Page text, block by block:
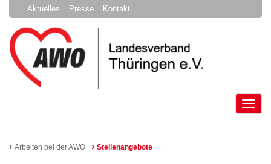
Aktuelles Presse Kontakt
› Arbeiten bei der AWO › Stellenangebote